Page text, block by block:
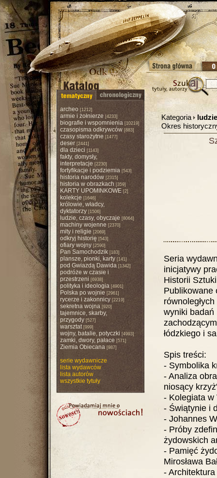
archeo [1212]
armie i żołnierze [4233]
biografie i wspomnienia[10219]
czasopisma odkrywców[883]
czasy starożytne [1477]
deser[2441]
dla dzieci [1143]
fakty, domysły,
interpretacje [2230]
fortyfikacje i podziemia[543]
historia narodów[2315]
historia w obrazkach [359]
KARTY UPOMINKOWE[2]
kolekcje [1646]
królowie, władcy,
dyktatorzy[1506]
ludzie, czasy, obyczaje [8064]
machiny wojenne [2370]
mity i religie [2069]
odkryj historię[543]
ofiary wojny[2590]
Pan Samochodzik[183]
plansze, pionki, karty[141]
pod Gwiazdą Dawida[1342]
podróże w czasie i
przestrzeni [6938]
polityka i ideologia[4901]
Polska po wojnie [2961]
rycerze i zakonnicy[2219]
sekretna wojna[920]
tajemnice, skarby,
przygody[527]
warsztat[999]
wojny, batalie, potyczki [4993]
zamki, dwory, pałace [571]
Ziemia Obiecana[987]
serie wydawnicze
lista wydawców
lista autorów
wszystkie tytuły
Kategoria
Okres
Seria
inicjatywy
Historii
Publikowane
wyniki badań
łódzkiego i
Spis treści:
- Symbolika
- Analiza
niosący
- Kolegiata w
- Świątynie i
- Johannes
- Próby
żydowskich
- Pamięć
Mirosława
-